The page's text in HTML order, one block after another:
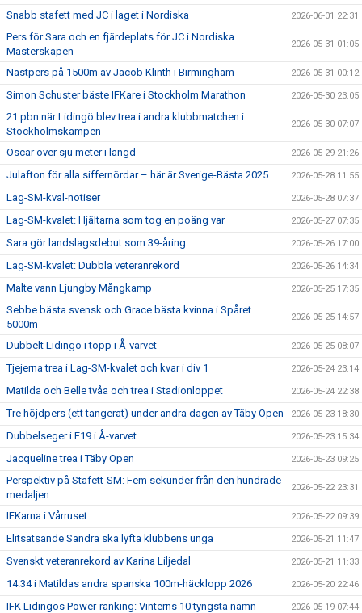
Snabb stafett med JC i laget i Nordiska 2026-06-01 22:31
Pers för Sara och en fjärdeplats för JC i Nordiska
Mästerskapen
2026-05-31 01:05
Nästpers på 1500m av Jacob Klinth i Birmingham 2026-05-31 00:12
Simon Schuster bäste IFKare i Stockholm Marathon 2026-05-30 23:05
21 pbn när Lidingö blev trea i andra klubbmatchen i
Stockholmskampen
2026-05-30 07:07
Oscar över sju meter i längd 2026-05-29 21:26
Julafton för alla siffernördar – här är Sverige-Bästa 2025 2026-05-28 11:55
Lag-SM-kval-notiser 2026-05-28 07:37
Lag-SM-kvalet: Hjältarna som tog en poäng var 2026-05-27 07:35
Sara gör landslagsdebut som 39-åring 2026-05-26 17:00
Lag-SM-kvalet: Dubbla veteranrekord 2026-05-26 14:34
Malte vann Ljungby Mångkamp 2026-05-25 17:35
Sebbe bästa svensk och Grace bästa kvinna i Spåret
5000m
2026-05-25 14:57
Dubbelt Lidingö i topp i Å-varvet 2026-05-25 08:07
Tjejerna trea i Lag-SM-kvalet och kvar i div 1 2026-05-24 23:14
Matilda och Belle tvåa och trea i Stadionloppet 2026-05-24 22:38
Tre höjdpers (ett tangerat) under andra dagen av Täby Open 2026-05-23 18:30
Dubbelseger i F19 i Å-varvet 2026-05-23 15:34
Jacqueline trea i Täby Open 2026-05-23 09:25
Perspektiv på Stafett-SM: Fem sekunder från den hundrade
medaljen
2026-05-22 23:31
IFKarna i Vårruset 2026-05-22 09:39
Elitsatsande Sandra ska lyfta klubbens unga 2026-05-21 11:47
Svenskt veteranrekord av Karina Liljedal 2026-05-21 11:33
14.34 i Matildas andra spanska 100m-häcklopp 2026 2026-05-20 22:46
IFK Lidingös Power-ranking: Vinterns 10 tyngsta namn 2026-05-19 07:44